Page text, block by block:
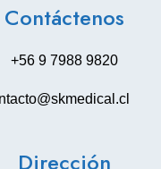
Contáctenos
+56 9 7988 9820
Dirección